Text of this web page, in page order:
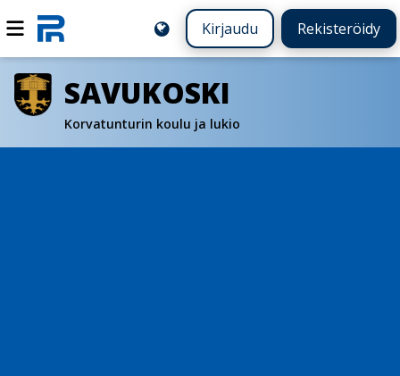
Kirjaudu Rekisteröidy
SAVUKOSKI
Korvatunturin koulu ja lukio